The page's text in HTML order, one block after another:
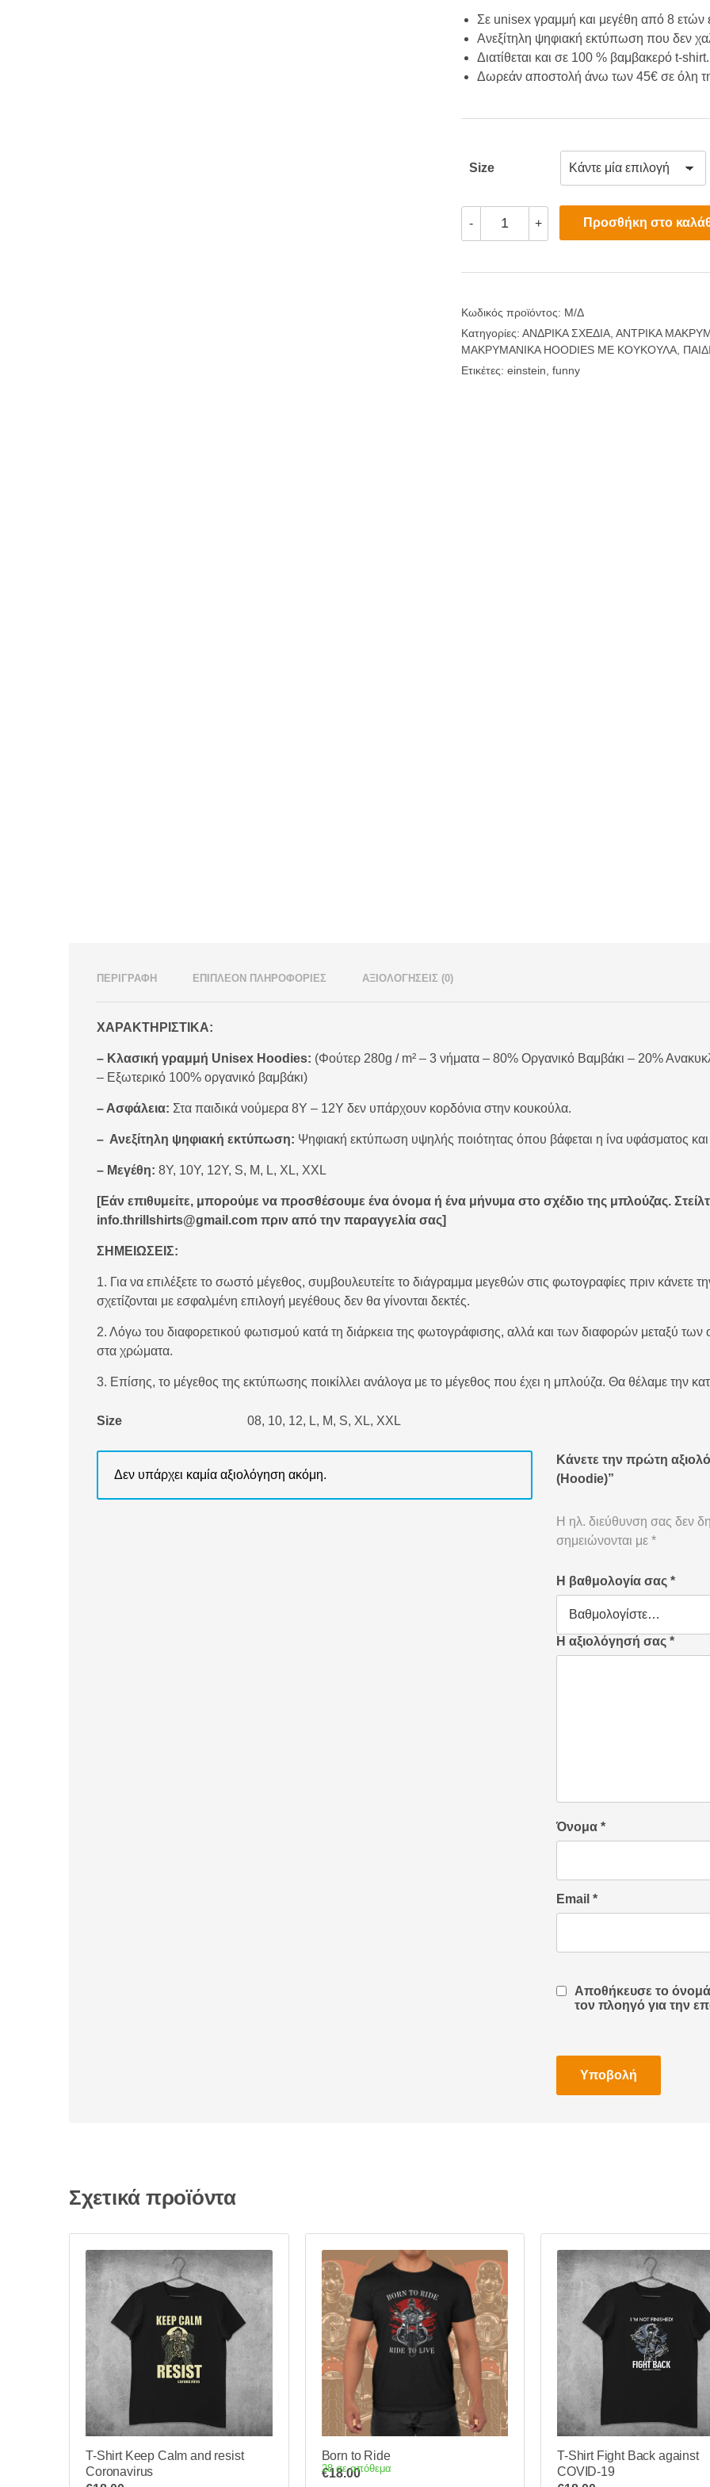
Σε unisex γραμμή και μεγέθη από 8
Ανεξίτηλη ψηφιακή εκτύπωση που δεν
Διατίθεται και σε 100 % βαμβακερό t-shirt.
Δωρεάν αποστολή άνω των 45€ σε όλη
Size
-
Einstein
(Hoodie)
+ Προσθήκη στο
Κωδικός προϊόντος: Μ/Δ
Κατηγορίες: ΑΝΔΡΙΚΑ ΣΧΕΔΙΑ, ΑΝΤΡΙΚΑ
ΜΑΚΡΥΜΑΝΙΚΑ HOODIES ΜΕ ΚΟΥΚΟΥΛΑ,
Ετικέτες: einstein, funny
ΠΕΡΙΓΡΑΦΉ ΕΠΙΠΛΈΟΝ ΠΛΗΡΟΦΟΡΊΕΣ ΑΞΙΟΛΟΓΉΣΕΙΣ (0)
ΧΑΡΑΚΤΗΡΙΣΤΙΚΑ:
– Κλασική γραμμή Unisex Hoodies: (Φούτερ 280g / m² – 3 νήματα – 80% Οργανικό Βαμβάκι – 20%
– Εξωτερικό 100% οργανικό βαμβάκι)
– Ασφάλεια: Στα παιδικά νούμερα 8Υ – 12Υ δεν υπάρχουν κορδόνια στην κουκούλα.
– Ανεξίτηλη ψηφιακή εκτύπωση: Ψηφιακή εκτύπωση υψηλής ποιότητας όπου βάφεται η ίνα υφάσματος
– Μεγέθη: 8Y, 10Y, 12Y, S, M, L, XL, XXL
[Εάν επιθυμείτε, μπορούμε να προσθέσουμε ένα όνομα ή ένα μήνυμα στο σχέδιο της μπλούζας.
info.thrillshirts@gmail.com πριν από την παραγγελία σας]
ΣΗΜΕΙΩΣΕΙΣ:
1. Για να επιλέξετε το σωστό μέγεθος, συμβουλευτείτε το διάγραμμα μεγεθών στις φωτογραφίες πριν κάνετε
σχετίζονται με εσφαλμένη επιλογή μεγέθους δεν θα γίνονται δεκτές.
2. Λόγω του διαφορετικού φωτισμού κατά τη διάρκεια της φωτογράφισης, αλλά και των διαφορών μεταξύ των
στα χρώματα.
3. Επίσης, το μέγεθος της εκτύπωσης ποικίλλει ανάλογα με το μέγεθος που έχει η μπλούζα. Θα θέλαμε την
Size 08, 10, 12, L, M, S, XL, XXL
Δεν υπάρχει καμία αξιολόγηση ακόμη.
Κάνετε την πρώτη
(Hoodie)”
Η ηλ. διεύθυνση σας δεν
σημειώνονται με *
Η βαθμολογία σας *
Η αξιολόγησή σας *
Όνομα *
Email *
Αποθήκευσε το όνομά
τον πλοηγό για την
Σχετικά προϊόντα
T-Shirt Keep Calm and resist
Coronavirus
Born to Ride
€18.00
28 σε απόθεμα
T-Shirt Fight Back against
COVID-19